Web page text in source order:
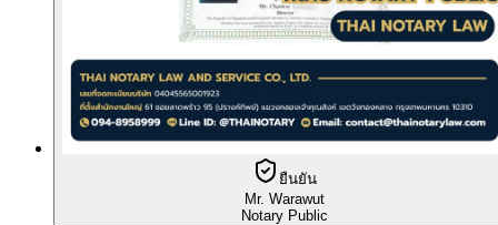
ยืนยัน
Mr. Warawut
Notary Public